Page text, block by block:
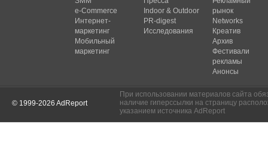
e-Commerce
Интернет-
маркетинг
Мобильный
маркетинг
Indoor & Outdoor
PR-digest
Исследования
рынок
Networks
Креатив
Архив
Фестивали
рекламы
Анонсы
© 1999-2026 AdReport
При использовании материалов сайта
наличие гиперссылки на страницу
указанием источника AdReport